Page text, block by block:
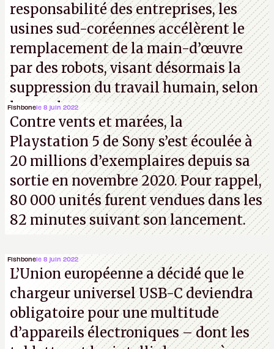
responsabilité des entreprises, les
usines sud-coréennes accélèrent le
remplacement de la main-d’œuvre
par des robots, visant désormais la
suppression du travail humain, selon
les analystes.
Fishbonele 8 juin 2022
Contre vents et marées, la
Playstation 5 de Sony s’est écoulée à
20 millions d’exemplaires depuis sa
sortie en novembre 2020. Pour rappel,
80 000 unités furent vendues dans les
82 minutes suivant son lancement.
Fishbonele 8 juin 2022
L’Union européenne a décidé que le
chargeur universel USB-C deviendra
obligatoire pour une multitude
d’appareils électroniques – dont les